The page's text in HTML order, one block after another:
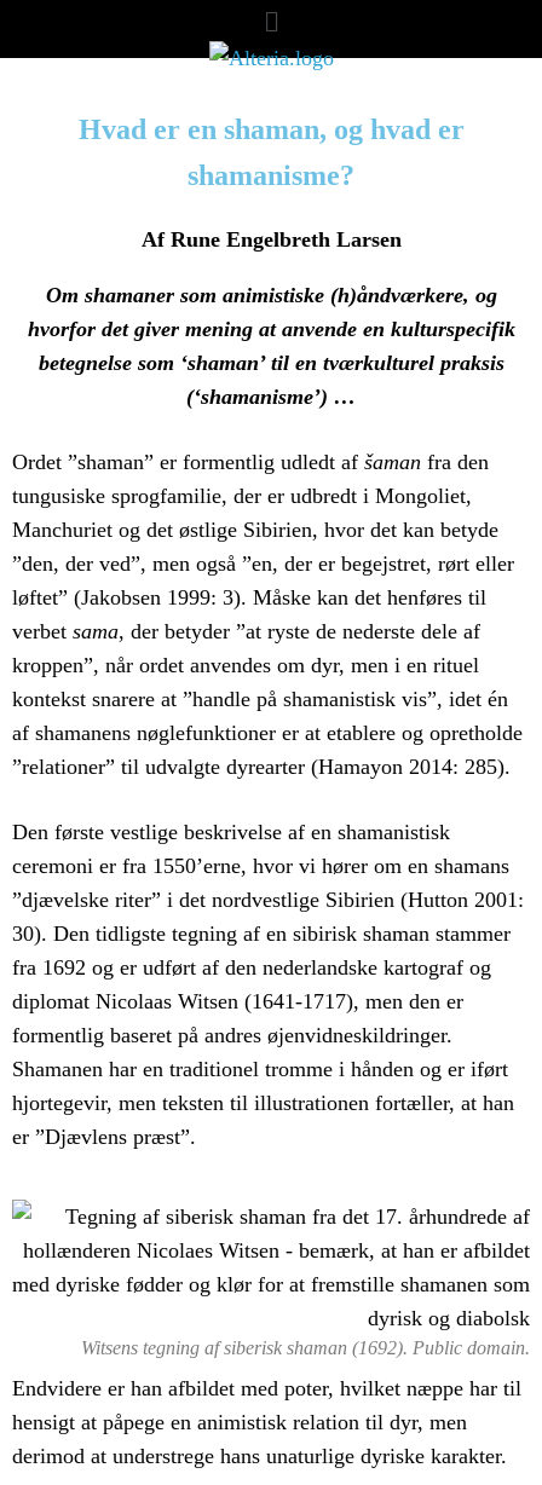
Hvad er en shaman, og hvad er
shamanisme?
Af Rune Engelbreth Larsen
Om shamaner som animistiske (h)åndværkere, og
hvorfor det giver mening at anvende en kulturspecifik
betegnelse som ‘shaman’ til en tværkulturel praksis
(‘shamanisme’) …
Ordet ”shaman” er formentlig udledt af šaman fra den
tungusiske sprogfamilie, der er udbredt i Mongoliet,
Manchuriet og det østlige Sibirien, hvor det kan betyde
”den, der ved”, men også ”en, der er begejstret, rørt eller
løftet” (Jakobsen 1999: 3). Måske kan det henføres til
verbet sama, der betyder ”at ryste de nederste dele af
kroppen”, når ordet anvendes om dyr, men i en rituel
kontekst snarere at ”handle på shamanistisk vis”, idet én
af shamanens nøglefunktioner er at etablere og opretholde
”relationer” til udvalgte dyrearter (Hamayon 2014: 285).
Den første vestlige beskrivelse af en shamanistisk
ceremoni er fra 1550’erne, hvor vi hører om en shamans
”djævelske riter” i det nordvestlige Sibirien (Hutton 2001:
30). Den tidligste tegning af en sibirisk shaman stammer
fra 1692 og er udført af den nederlandske kartograf og
diplomat Nicolaas Witsen (1641-1717), men den er
formentlig baseret på andres øjenvidneskildringer.
Shamanen har en traditionel tromme i hånden og er iført
hjortegevir, men teksten til illustrationen fortæller, at han
er ”Djævlens præst”.
Witsens tegning af siberisk shaman (1692). Public domain.
Endvidere er han afbildet med poter, hvilket næppe har til
hensigt at påpege en animistisk relation til dyr, men
derimod at understrege hans unaturlige dyriske karakter.